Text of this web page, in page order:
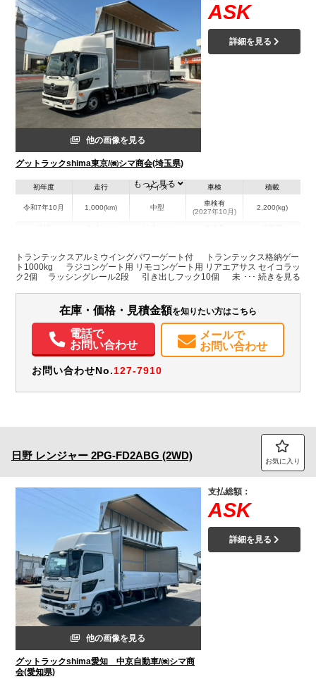
他の画像を見る
グットラックshima東京/㈱シマ商会(埼玉県)
ASK
詳細を見る
初年度
令和7年10月
走行
1,000(km)
サイズ
中型
車検
車検有
(2027年10月)
積載
2,200(kg)
埼玉県
W:2,400
H:2,420
W:2,490
H:3,490
無
パワステ パワーウィンドウ ABS エアバッグ
ETC
バックモニター
もっと見る
トランテックスアルミウイングパワーゲート付 トランテックス格納ゲー
ト1000kg ラジコンゲート用 リモコンゲート用 リアエアサス セイコラッ
ク2個 ラッシングレール2段 引き出しフック10個 未使用車 F6
在庫・価格・見積金額を知りたい方はこちら
電話で
お問い合わせ
メールで
お問い合わせ
お問い合わせNo.127-7910
日野 レンジャー 2PG-FD2ABG (2WD) お気に入り
他の画像を見る
グットラックshima愛知 中京自動車/㈱シマ商
会(愛知県)
支払総額：
ASK
詳細を見る